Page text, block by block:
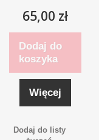
65,00 zł
Dodaj do
koszyka
Więcej
Dodaj do listy